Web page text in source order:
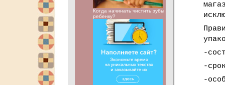
Когда начинать чистить зубы
ребенку?
-
-
-